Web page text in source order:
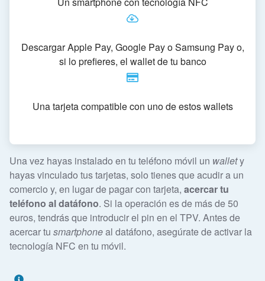
Descargar Apple Pay, Google Pay o Samsung Pay o,
si lo prefieres, el wallet de tu banco
Una tarjeta compatible con uno de estos wallets
Una vez hayas instalado en tu teléfono móvil un wallety
hayas vinculado tus tarjetas, solo tienes que acudir a un
comercio y, en lugar de pagar con tarjeta, acercar tu
teléfono al datáfono. Si la operación es de más de 50
euros, tendrás que introducir el pin en el TPV. Antes de
acercar tu smartphoneal datáfono, asegúrate de activar la
tecnología NFC en tu móvil.